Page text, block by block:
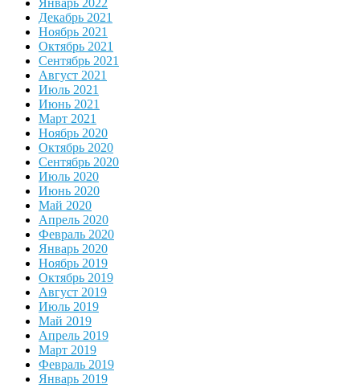
Январь 2022
Декабрь 2021
Ноябрь 2021
Октябрь 2021
Сентябрь 2021
Август 2021
Июль 2021
Июнь 2021
Март 2021
Ноябрь 2020
Октябрь 2020
Сентябрь 2020
Июль 2020
Июнь 2020
Май 2020
Апрель 2020
Февраль 2020
Январь 2020
Ноябрь 2019
Октябрь 2019
Август 2019
Июль 2019
Май 2019
Апрель 2019
Март 2019
Февраль 2019
Январь 2019